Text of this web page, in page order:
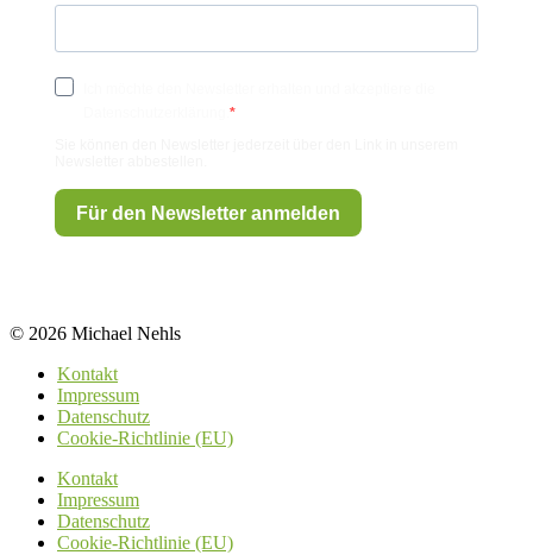
Für den Newsletter anmelden
© 2026 Michael Nehls
Kontakt
Impressum
Datenschutz
Cookie-Richtlinie (EU)
Kontakt
Impressum
Datenschutz
Cookie-Richtlinie (EU)